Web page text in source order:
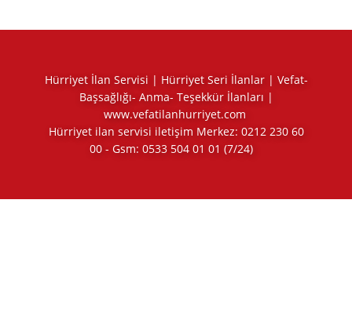
Hürriyet İlan Servisi | Hürriyet Seri İlanlar | Vefat-
Başsağlığı- Anma- Teşekkür İlanları |
www.vefatilanhurriyet.com
Hürriyet ilan servisi iletişim Merkez: 0212 230 60
00 - Gsm: 0533 504 01 01 (7/24)